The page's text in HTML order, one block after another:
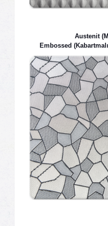
Austenit
Embossed